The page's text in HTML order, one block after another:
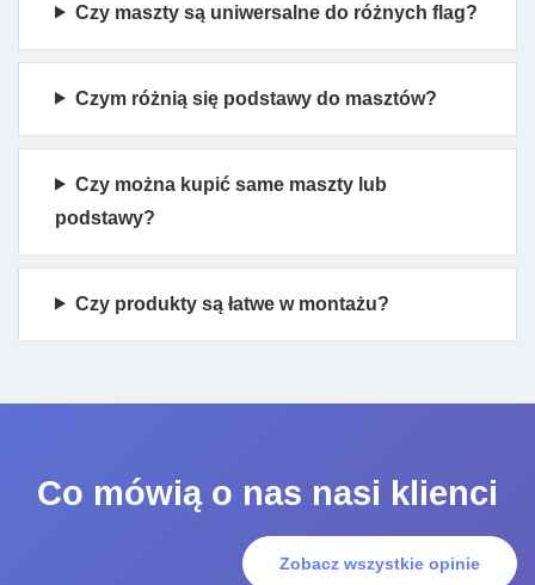
Czy maszty są uniwersalne do różnych flag?
Czym różnią się podstawy do masztów?
Czy można kupić same maszty lub
podstawy?
Czy produkty są łatwe w montażu?
Co mówią o nas nasi klienci
Zobacz wszystkie opinie